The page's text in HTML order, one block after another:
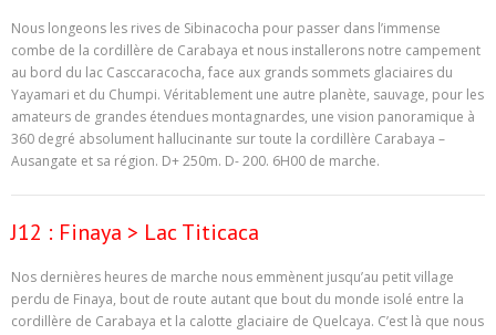
Nous longeons les rives de Sibinacocha pour passer dans l’immense
combe de la cordillère de Carabaya et nous installerons notre campement
au bord du lac Casccaracocha, face aux grands sommets glaciaires du
Yayamari et du Chumpi. Véritablement une autre planète, sauvage, pour les
amateurs de grandes étendues montagnardes, une vision panoramique à
360 degré absolument hallucinante sur toute la cordillère Carabaya –
Ausangate et sa région. D+ 250m. D- 200. 6H00 de marche.
J12 : Finaya > Lac Titicaca
Nos dernières heures de marche nous emmènent jusqu’au petit village
perdu de Finaya, bout de route autant que bout du monde isolé entre la
cordillère de Carabaya et la calotte glaciaire de Quelcaya. C’est là que nous